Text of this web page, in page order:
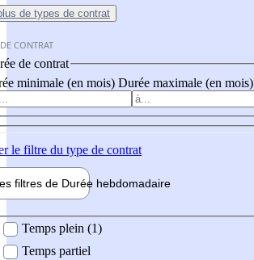
de types de contrat
CONTRAT
de contrat
minimale (en mois) Durée maximale (en mois)
le filtre du type de contrat
filtres de Durée hebdomadaire
Temps plein (1)
Temps partiel